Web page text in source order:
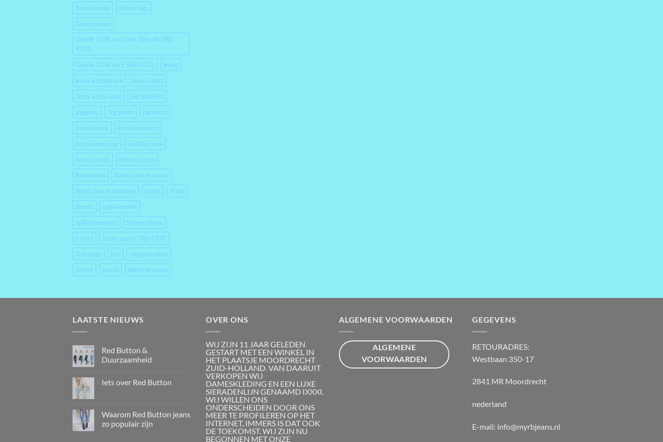
flared broek
flared legs
Gargo broek
Giselle 10W cord met fijne rib SRB
4372
Giselle 10W cord SRB 4372
jeans
jeans kortebroek
jeans short
Jerry lurex ajour
jog broeken
jogjeans
Jog jeans
jog short
korte broek
korte broeken
korte broek jog
Leather look
linnen broek
linnen shorts
Rinsewash
Robie Jacket colour
Shelly jacket broderie
shirts
Short
Shorts
spijkerbroek
spijkerbroeken
Streep Jeans
t-shirt
Tessy punta SRB 4330
Top ajour
trui
vegan leather
velvet
vneck Witte broeken
LAATSTE NIEUWS
Red Button &
Duurzaamheid
Iets over Red Button
Waarom Red Button jeans
zo populair zijn
OVER ONS
WIJ ZIJN 11 JAAR GELEDEN
GESTART MET EEN WINKEL IN
HET PLAATSJE MOORDRECHT
ZUID-HOLLAND. VAN DAARUIT
VERKOPEN WIJ
DAMESKLEDING EN EEN LUXE
SIERADENLIJN GENAAMD IXXXI.
WIJ WILLEN ONS
ONDERSCHEIDEN DOOR ONS
MEER TE PROFILEREN OP HET
INTERNET, IMMERS IS DAT OOK
DE TOEKOMST. WIJ ZIJN NU
BEGONNEN MET ONZE
ALGEMENE VOORWAARDEN
ALGEMENE
VOORWAARDEN
GEGEVENS
RETOURADRES:
Westbaan 350-17
2841 MR Moordrecht
nederland
E-mail: info@myrbjeans.nl